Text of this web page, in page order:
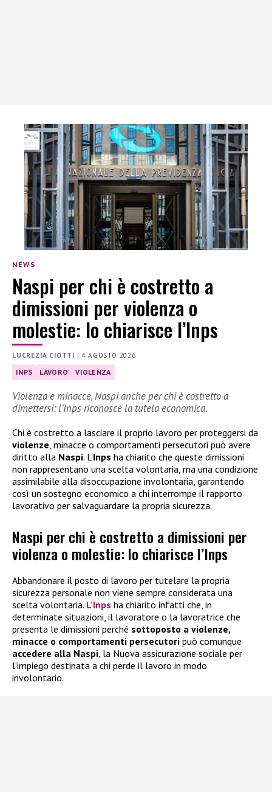
NEWS
Naspi per chi è costretto a
dimissioni per violenza o
molestie: lo chiarisce l’Inps
LUCREZIA CIOTTI |4 AGOSTO 2026
INPS LAVORO VIOLENZA
Violenza e minacce, Naspi anche per chi è costretto a
dimettersi: l’Inps riconosce la tutela economica.
Chi è costretto a lasciare il proprio lavoro per proteggersi da
violenze, minacce o comportamenti persecutori può avere
diritto alla Naspi. L’Inps ha chiarito che queste dimissioni
non rappresentano una scelta volontaria, ma una condizione
assimilabile alla disoccupazione involontaria, garantendo
così un sostegno economico a chi interrompe il rapporto
lavorativo per salvaguardare la propria sicurezza.
Naspi per chi è costretto a dimissioni per
violenza o molestie: lo chiarisce l’Inps
Abbandonare il posto di lavoro per tutelare la propria
sicurezza personale non viene sempre considerata una
scelta volontaria. L’Inps ha chiarito infatti che, in
determinate situazioni, il lavoratore o la lavoratrice che
presenta le dimissioni perché sottoposto a violenze,
minacce o comportamenti persecutori può comunque
accedere alla Naspi , la Nuova assicurazione sociale per
l’impiego destinata a chi perde il lavoro in modo
involontario.